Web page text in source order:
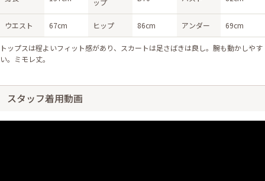
ップ
ウエスト 67cm ヒップ 86cm アンダー 69cm
トップスは程よいフィット感があり、スカートは足さばきは良し。腕も動かしやす
い。ミモレ丈。
スタッフ着用動画